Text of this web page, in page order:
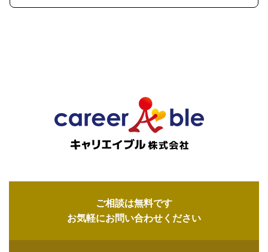
ご相談は無料です
お気軽にお問い合わせください